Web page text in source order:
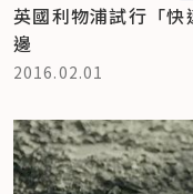
英國利物浦試行「
邊
2016.02.01